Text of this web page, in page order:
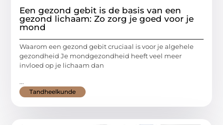
Een gezond gebit is de basis van een
gezond lichaam: Zo zorg je goed voor je
mond
Waarom een gezond gebit cruciaal is voor je algehele
gezondheid Je mondgezondheid heeft veel meer
invloed op je lichaam dan
...
Tandheelkunde